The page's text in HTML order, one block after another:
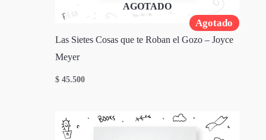
Agotado
AGOTADO
Las Sietes Cosas que te Roban el Gozo – Joyce
Meyer
$ 45.500